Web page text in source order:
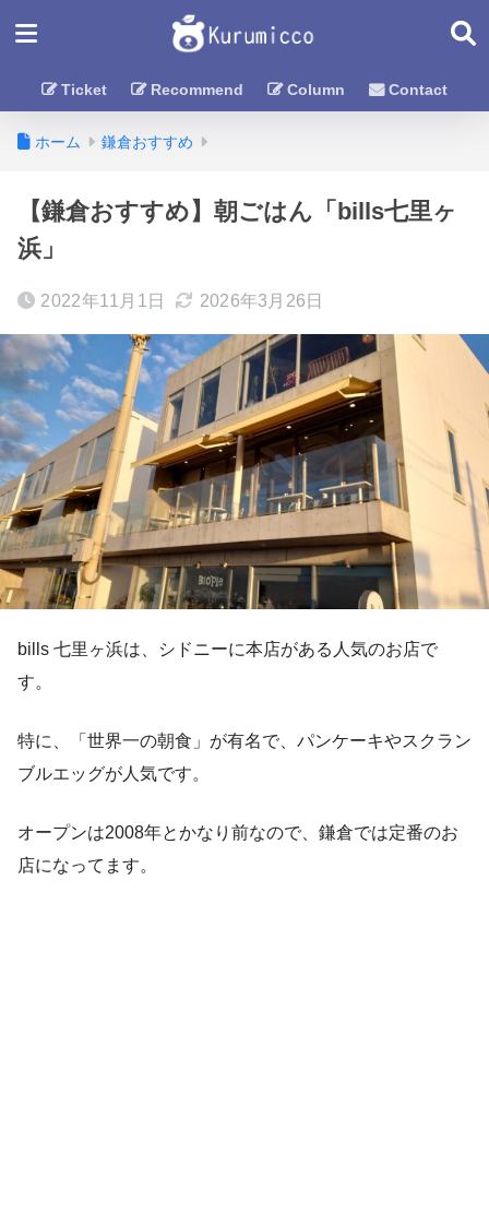
Ticket Recommend Column Contact
ホーム 鎌倉おすすめ
【鎌倉おすすめ】朝ごはん「bills七里ヶ
浜」
2022年11月1日 2026年3月26日
bills 七里ヶ浜は、シドニーに本店がある人気のお店で
す。
特に、「世界一の朝食」が有名で、パンケーキやスクラン
ブルエッグが人気です。
オープンは2008年とかなり前なので、鎌倉では定番のお
店になってます。